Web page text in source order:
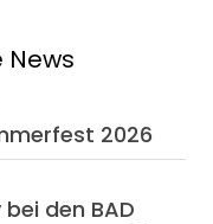
News
2026
bei den BAD